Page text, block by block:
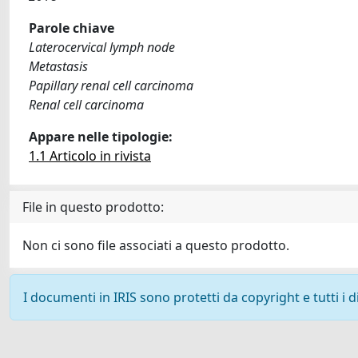
Parole chiave
Laterocervical lymph node
Metastasis
Papillary renal cell carcinoma
Renal cell carcinoma
Appare nelle tipologie:
1.1 Articolo in rivista
File in questo prodotto:
Non ci sono file associati a questo prodotto.
I documenti in IRIS sono protetti da copyright e tutti i